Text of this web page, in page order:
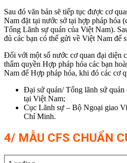
Sau đó văn bản sẽ tiếp tục được cơ
Nam đặt tại nước sở tại hợp pháp hóa
Tổng Lãnh sự quán của Việt Nam).
đủ các bạn có thể gửi về Việt Nam để
Đối với một số nước cơ quan đại diện
thẩm quyền Hợp pháp hóa các bạn
Nam để Hợp pháp hóa, khi đó các cơ
Đại sứ quán/ Tổng lãnh sứ quán
tại Việt Nam;
Cục Lãnh sự – Bộ Ngoại giao
Chí Minh.
4/ MẪU CFS CHUẨN